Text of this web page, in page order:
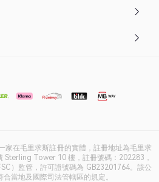
在毛里求斯註冊的實體，註冊地址為毛里求
Sterling Tower 10 樓，註冊號碼：202283，
）監管，許可證號碼為 GB23201764。該公
當地及國際司法管轄區的規定。